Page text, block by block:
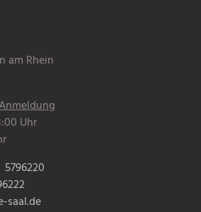
am Rhein
Uhr
saal.de